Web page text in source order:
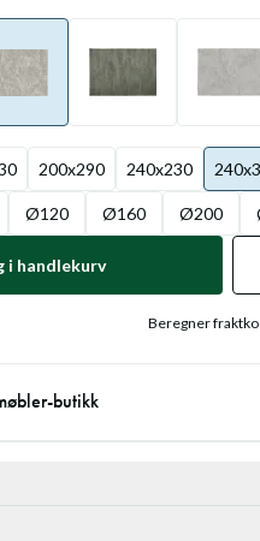
200x290 240x230
Ø120 Ø160 Ø200
i handlekurv
Beregner
butikk